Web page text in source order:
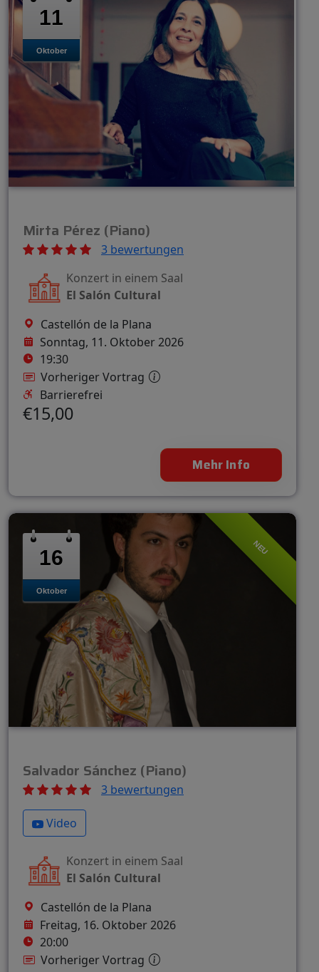
11
Oktober
Mirta Pérez (Piano)
3 bewertungen
Konzert in einem Saal
El Salón Cultural
Castellón de la Plana
Sonntag, 11. Oktober 2026
19:30
Vorheriger Vortrag
Barrierefrei
€15,00
Mehr Info
16
Oktober
NEU
Salvador Sánchez (Piano)
3 bewertungen
Video
Konzert in einem Saal
El Salón Cultural
Castellón de la Plana
Freitag, 16. Oktober 2026
20:00
Vorheriger Vortrag